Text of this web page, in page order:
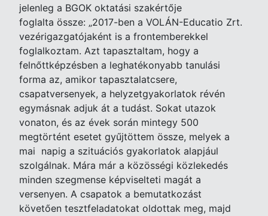
jelenleg a BGOK oktatási szakértője
foglalta össze: „2017-ben a VOLÁN-Educatio Zrt.
vezérigazgatójaként is a frontemberekkel
foglalkoztam. Azt tapasztaltam, hogy a
felnőttképzésben a leghatékonyabb tanulási
forma az, amikor tapasztalatcsere,
csapatversenyek, a helyzetgyakorlatok révén
egymásnak adjuk át a tudást. Sokat utazok
vonaton, és az évek során mintegy 500
megtörtént esetet gyűjtöttem össze, melyek a
mai napig a szituációs gyakorlatok alapjául
szolgálnak. Mára már a közösségi közlekedés
minden szegmense képviselteti magát a
versenyen. A csapatok a bemutatkozást
követően tesztfeladatokat oldottak meg, majd